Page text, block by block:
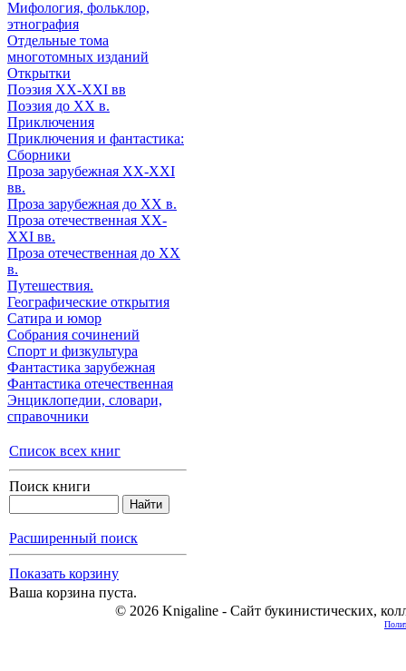
Мифология, фольклор,
этнография
Отдельные тома
многотомных изданий
Открытки
Поэзия XX-XXI вв
Поэзия до XX в.
Приключения
Приключения и фантастика:
Сборники
Проза зарубежная XX-XXI
вв.
Проза зарубежная до XX в.
Проза отечественная XX-
XXI вв.
Проза отечественная до XX
в.
Путешествия.
Географические открытия
Сатира и юмор
Собрания сочинений
Спорт и физкультура
Фантастика зарубежная
Фантастика отечественная
Энциклопедии, cловари,
справочники
Список всех книг
Поиск книги
Расширенный поиск
Показать корзину
Ваша корзина пуста.
© 2026 Knigaline - Сайт букинистических,